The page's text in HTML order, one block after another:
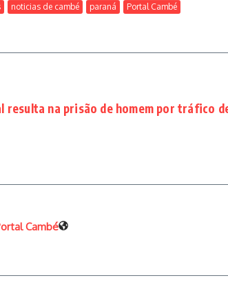
noticias de cambé paraná Portal Cambé
resulta na prisão de homem por tráfico
Cambé